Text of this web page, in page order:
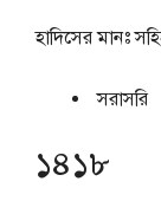
হাদিসের মানঃ
সরাসরি
১৪১৮